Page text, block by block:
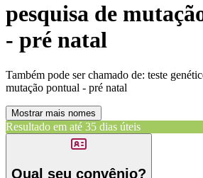
pesquisa de
- pré natal
Também pode ser chamado de: teste
mutação pontual - pré natal
Mostrar mais nomes
Resultado em até 35 dias úteis
Qual seu convênio?